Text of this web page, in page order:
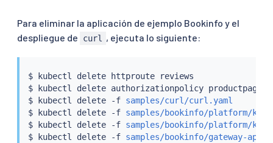
Para eliminar la aplicación de ejemplo Bookinfo y el
despliegue de
curl , ejecuta lo siguiente:
$ kubectl
delete httproute reviews
$ kubectl
delete authorizationpolicy productpage-
$ kubectl delete -f samples/curl/curl.yaml
$ kubectl delete -f samples/bookinfo/platform/
$ kubectl delete -f samples/bookinfo/platform/
$ kubectl delete -f samples/bookinfo/gateway-api/